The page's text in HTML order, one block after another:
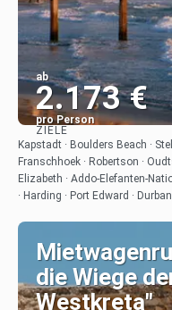
ab
2.173 €
pro Person
ZIELE
Kapstadt · Boulders Beach ·
Franschhoek · Robertson ·
Elizabeth · Addo-Elefanten-
· Harding · Port Edward · Durban
die Wiege
Westkreta"